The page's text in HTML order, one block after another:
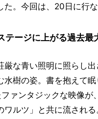
た。今回は、20日に行
テージに上がる過去最
厳な青い照明に照らし
水樹の姿。書を抱えて
ァンタジックな映像が
ワルツ」と共に流され